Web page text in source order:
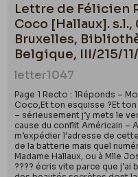
Lettre de Félicien
Coco [Hallaux].
Bruxelles,
Belgique, III/215/
letter1047
Page 1 Recto : 1Réponds –
Coco,Et ton esquisse ?Et
– sérieusement j’y mets le
cause du conflit Américain –
m’expédier l’adresse de
de la batterie mais quel
Madame Hallaux, ou à Mlle
???? écris vite parce que j’ai